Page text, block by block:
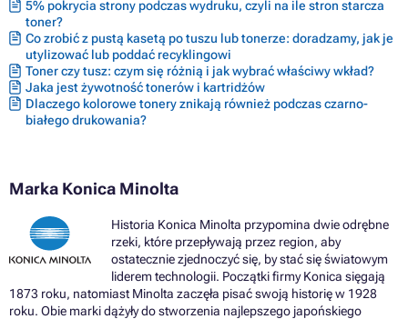
5% pokrycia strony podczas wydruku, czyli na ile stron starcza
toner?
Co zrobić z pustą kasetą po tuszu lub tonerze: doradzamy, jak je
utylizować lub poddać recyklingowi
Toner czy tusz: czym się różnią i jak wybrać właściwy wkład?
Jaka jest żywotność tonerów i kartridżów
Dlaczego kolorowe tonery znikają również podczas czarno-
białego drukowania?
Marka Konica Minolta
Historia Konica Minolta przypomina dwie odrębne
rzeki, które przepływają przez region, aby
ostatecznie zjednoczyć się, by stać się światowym
liderem technologii. Początki firmy Konica sięgają
1873 roku, natomiast Minolta zaczęła pisać swoją historię w 1928
roku. Obie marki dążyły do ​​stworzenia najlepszego japońskiego